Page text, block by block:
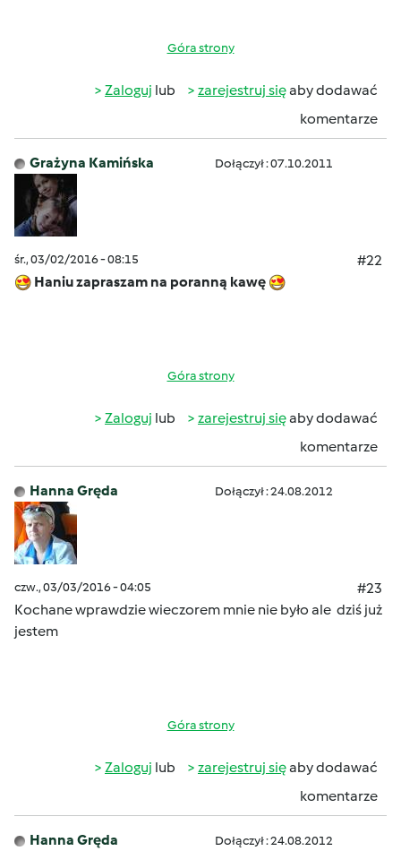
Góra strony
Zaloguj lub zarejestruj sięaby dodawać
komentarze
Grażyna Kamińska Dołączył : 07.10.2011
śr., 03/02/2016 - 08:15
#22
Haniu zapraszam na poranną kawę
Góra strony
Zaloguj lub zarejestruj sięaby dodawać
komentarze
Hanna Gręda Dołączył : 24.08.2012
czw., 03/03/2016 - 04:05
#23
Kochane wprawdzie wieczorem mnie nie było ale dziś już
jestem
Góra strony
Zaloguj lub zarejestruj sięaby dodawać
komentarze
Hanna Gręda Dołączył : 24.08.2012